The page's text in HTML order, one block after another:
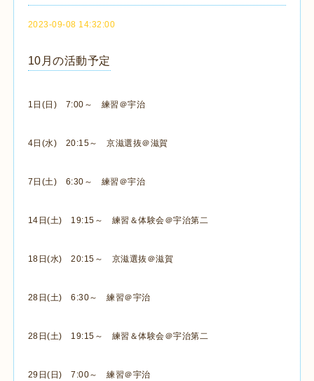
2023-09-08 14:32:00
10月の活動予定
1日(日) 7:00～ 練習＠宇治
4日(水) 20:15～ 京滋選抜＠滋賀
7日(土) 6:30～ 練習＠宇治
14日(土) 19:15～ 練習＆体験会＠宇治第二
18日(水) 20:15～ 京滋選抜＠滋賀
28日(土) 6:30～ 練習＠宇治
28日(土) 19:15～ 練習＆体験会＠宇治第二
29日(日) 7:00～ 練習＠宇治